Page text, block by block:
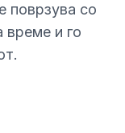
поврзува со
време и го